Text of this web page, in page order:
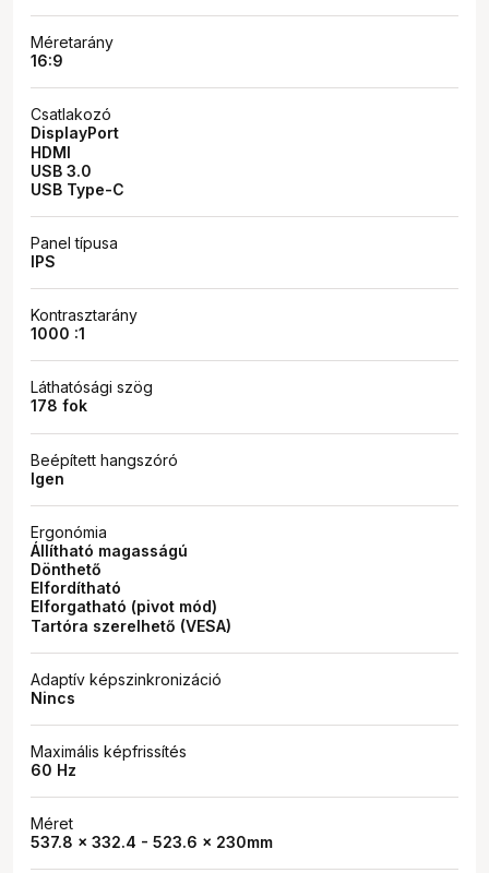
Méretarány
16:9
Csatlakozó
DisplayPort
HDMI
USB 3.0
USB Type-C
Panel típusa
IPS
Kontrasztarány
1000 :1
Láthatósági szög
178 fok
Beépített hangszóró
Igen
Ergonómia
Állítható magasságú
Dönthető
Elfordítható
Elforgatható (pivot mód)
Tartóra szerelhető (VESA)
Adaptív képszinkronizáció
Nincs
Maximális képfrissítés
60 Hz
Méret
537.8 x 332.4 - 523.6 x 230mm